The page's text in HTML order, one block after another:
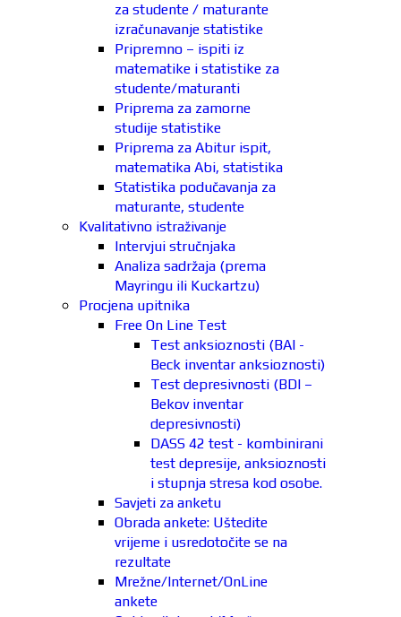
za studente / maturante
izračunavanje statistike
Pripremno – ispiti iz
matematike i statistike za
studente/maturanti
Priprema za zamorne
studije statistike
Priprema za Abitur ispit,
matematika Abi, statistika
Statistika podučavanja za
maturante, studente
Kvalitativno istraživanje
Intervjui stručnjaka
Analiza sadržaja (prema
Mayringu ili Kuckartzu)
Procjena upitnika
Free On Line Test
Test anksioznosti (BAI -
Beck inventar anksioznosti)
Test depresivnosti (BDI –
Bekov inventar
depresivnosti)
DASS 42 test - kombinirani
test depresije, anksioznosti
i stupnja stresa kod osobe.
Savjeti za anketu
Obrada ankete: Uštedite
vrijeme i usredotočite se na
rezultate
Mrežne/Internet/OnLine
ankete